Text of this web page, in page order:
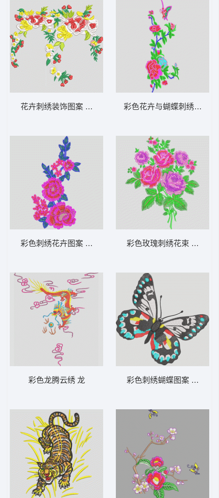
花卉刺绣装饰图案 靓花
彩色刺绣花卉图案 靓花
彩色龙腾云绣 龙
彩色花卉与蝴蝶刺绣图案
彩色玫瑰刺绣花束 靓花牡
彩色刺绣蝴蝶图案 蝴蝶